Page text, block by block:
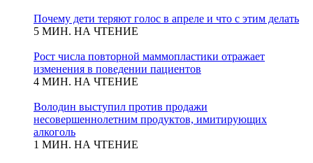
Почему дети теряют голос в апреле и что с этим делать
5 МИН. НА ЧТЕНИЕ
Рост числа повторной маммопластики отражает
изменения в поведении пациентов
4 МИН. НА ЧТЕНИЕ
Володин выступил против продажи
несовершеннолетним продуктов, имитирующих
алкоголь
1 МИН. НА ЧТЕНИЕ